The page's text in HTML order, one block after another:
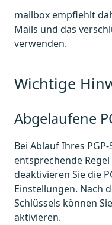
mailbox empfiehlt
Mails und das
verwenden.
Wichtige
Abgelaufene
Bei Ablauf Ihres
entsprechende
deaktivieren Sie die
Einstellungen. Nach
Schlüssels können
aktivieren.